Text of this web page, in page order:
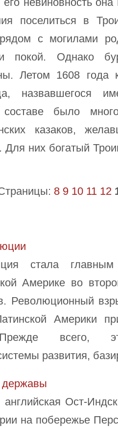
поселиться в
с могилами
покой. Однако
Летом 1608 года
назвавшегося
было
казаков,
Для них богатый
8 9 10 11 12
стала
Америке во
Революционный
Америки
Прежде всего,
развития,
державы
английская Ост-
на побережье